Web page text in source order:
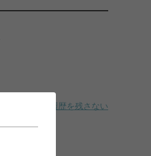
履歴を残さない